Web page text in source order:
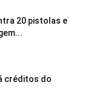
20 pistolas e
créditos do